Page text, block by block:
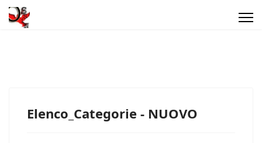
Elenco_Categorie - NUOVO